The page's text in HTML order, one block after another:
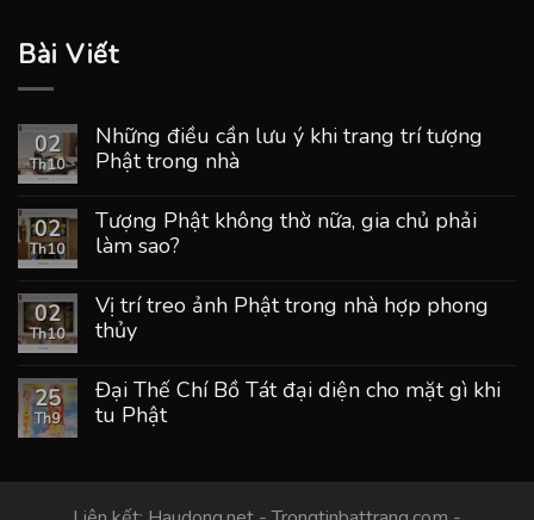
Bài Viết
02
Th10
Những điều cần lưu ý khi trang trí tượng
Phật trong nhà
02
Th10
Tượng Phật không thờ nữa, gia chủ phải
làm sao?
02
Th10
Vị trí treo ảnh Phật trong nhà hợp phong
thủy
25
Th9
Đại Thế Chí Bồ Tát đại diện cho mặt gì khi
tu Phật